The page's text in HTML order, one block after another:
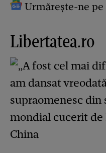
Urmărește-ne pe
Libertatea.ro